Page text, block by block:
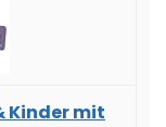
Kinder mit